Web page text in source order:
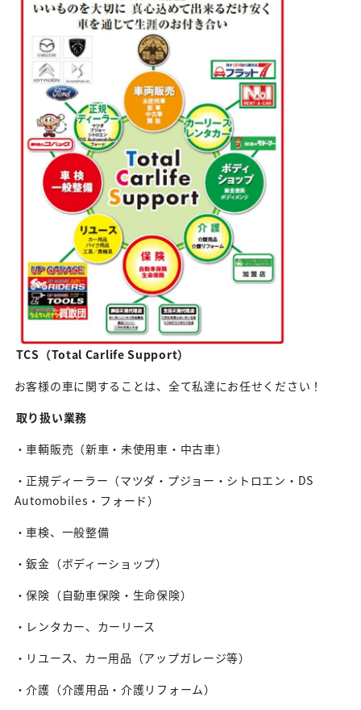
TCS（Total Carlife Support）
お客様の車に関することは、全て私達にお任せください！
取り扱い業務
・車輌販売（新車・未使用車・中古車）
・正規ディーラー（マツダ・プジョー・シトロエン・DS
Automobiles・フォード）
・車検、一般整備
・鈑金（ボディーショップ）
・保険（自動車保険・生命保険）
・レンタカー、カーリース
・リユース、カー用品（アップガレージ等）
・介護（介護用品・介護リフォーム）